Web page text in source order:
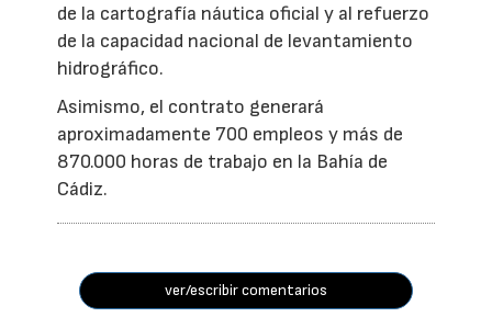
de la cartografía náutica oficial y al refuerzo
de la capacidad nacional de levantamiento
hidrográfico.
Asimismo, el contrato generará
aproximadamente 700 empleos y más de
870.000 horas de trabajo en la Bahía de
Cádiz.
ver/escribir comentarios